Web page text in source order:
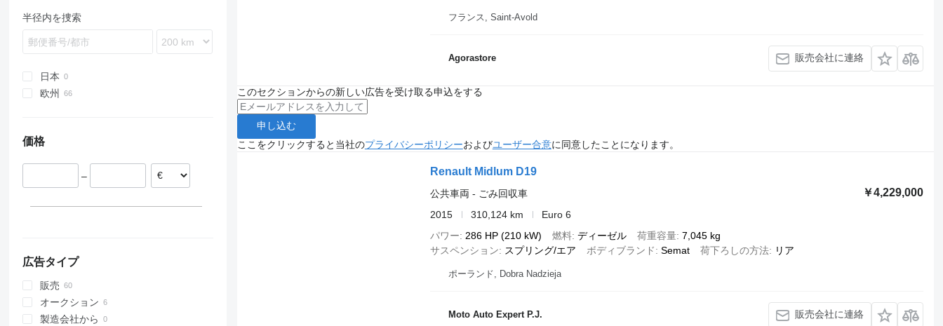
Unimog
Vario
Vito
Kerax 370
Kerax 400
Kerax 410
Kerax 450
Master 2.3
Master 2.5
Master T33
Maxity
Maxity 120
Maxity 130
Midliner
Midliner 180
Midliner 230
Midlum
Midlum 180
Premium
Premium 250
Premium 340
Premium 370
Premium 440
Premium Distribution
Premium Lander
T-series
N-series
S-series
Terberg
XC
半径内を捜索
日本
欧州
スイス
価格
–
広告タイプ
販売
オークション
製造会社から
フランス, Saint-Avold
Agorastore 販売会社に連絡
このセクションからの新しい広告を受け取る申込をする
申し込む
ここをクリックすると当社のプライバシーポリシーおよびユーザー合意に同意したことになります。
Renault Midlum D19
￥4,229,000
公共車両 - ごみ回収車
2015
310,124 km
Euro 6
パワー
286 HP (210 kW) 燃料 ディーゼル 荷重容量 7,045 kg
サスペンション
スプリング/エア ボディブランド Semat 荷下ろしの方法 リア
ポーランド, Dobra Nadzieja
Moto Auto Expert P.J. 販売会社に連絡